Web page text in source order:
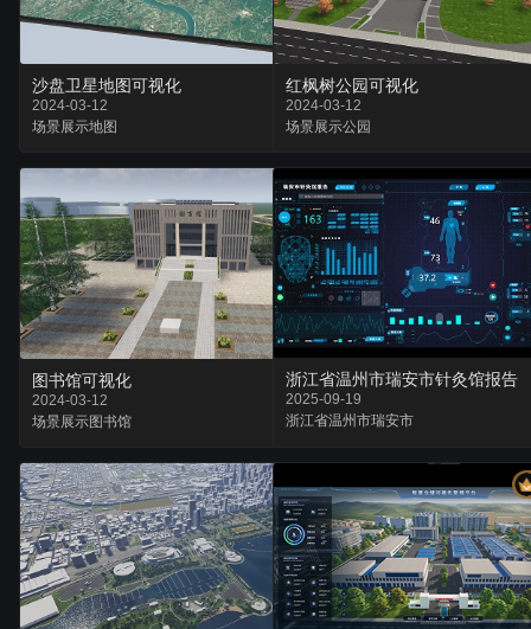
沙盘卫星地图可视化
2024-03-12
场景展示地图
红枫树公园可视化
2024-03-12
场景展示公园
图书馆可视化
2024-03-12
场景展示图书馆
浙江省温州市瑞安市针灸馆报告
2025-09-19
浙江省温州市瑞安市